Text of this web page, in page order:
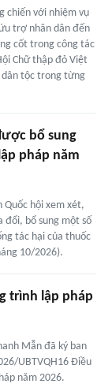
chiến với nhiệm vụ
trợ nhân dân đến
cốt trong công tác
Chữ thập đỏ Việt
dân tộc trong từng
bổ sung
pháp năm
hội xem xét,
đổi, bổ sung một số
tác hại của thuốc
10/2026).
trình lập pháp
Mẫn đã ký ban
UBTVQH16 Điều
năm 2026.